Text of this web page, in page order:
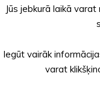
Jūs jebkurā laikā
Iegūt vairāk
varat